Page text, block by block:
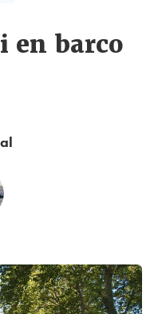
en barco